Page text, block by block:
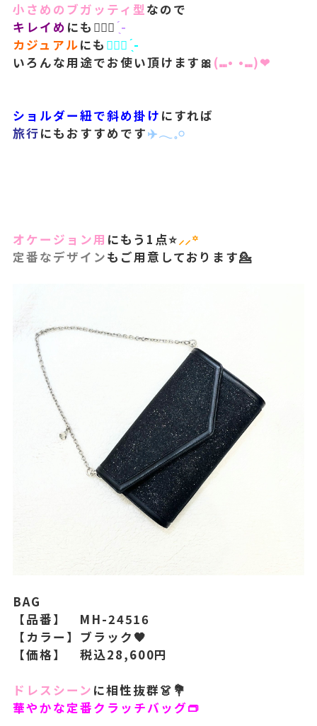
小さめのブガッティ型なので
キレイめ にも🙆🏻‍♀️ ̖́-‬
カジュアルにも 🙆🏻‍♀️ ̖́-
いろんな用途でお使い頂けます🎀 (⑉• •⑉)❤︎
ショルダー紐で斜め掛け にすれば
旅行にもおすすめです✈️𓂃𓈒𓏸︎︎︎︎
オケージョン用 にもう1点⭐️⸝⸝꙳
定番なデザインも ご用意しております💁
BAG
【品番】 MH-24516
【カラー】ブラック🖤
【価格】 税込28,600円
ドレスシーン に相性抜群👗💐
華やかな定番クラッチバッグ👝